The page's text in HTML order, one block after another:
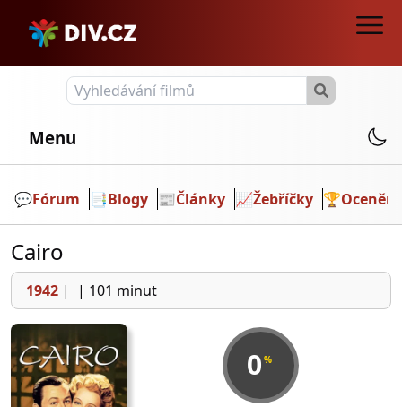
Menu
💬️Fórum 📑Blogy 📰Články 📈Žebříčky 🏆Ocenění
Cairo
1942 | | 101 minut
0 %